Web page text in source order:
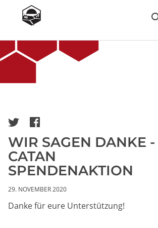
WIR SAGEN DANKE -
CATAN
SPENDENAKTION
29. NOVEMBER 2020
Danke für eure Unterstützung!